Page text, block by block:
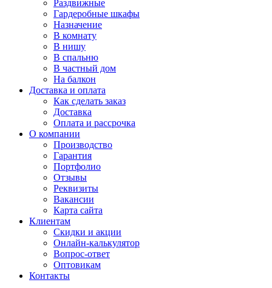
Раздвижные
Гардеробные шкафы
Назначение
В комнату
В нишу
В спальню
В частный дом
На балкон
Доставка и оплата
Как сделать заказ
Доставка
Оплата и рассрочка
О компании
Производство
Гарантия
Портфолио
Отзывы
Реквизиты
Вакансии
Карта сайта
Клиентам
Скидки и акции
Онлайн-калькулятор
Вопрос-ответ
Оптовикам
Контакты